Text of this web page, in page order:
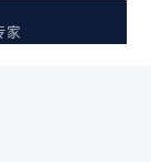
家